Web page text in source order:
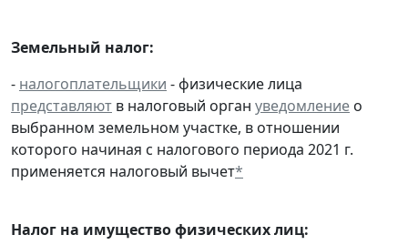
Земельный налог:
- налогоплательщики - физические лица
представляют в налоговый орган уведомление о
выбранном земельном участке, в отношении
которого начиная с налогового периода 2021 г.
применяется налоговый вычет*
Налог на имущество физических лиц: